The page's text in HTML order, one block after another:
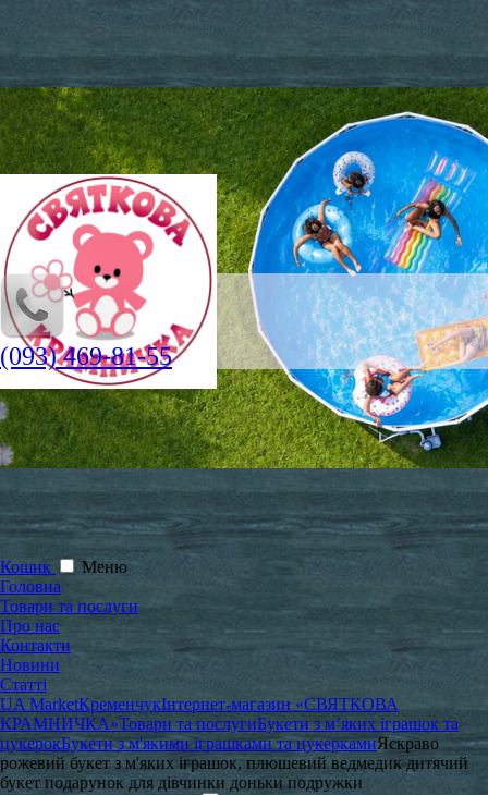
(093) 469-81-55
Кошик
Меню
Головна
Товари та послуги
Про нас
Контакти
Новини
Статті
UA MarketКременчукІнтернет-магазин «СВЯТКОВА
КРАМНИЧКА»Товари та послугиБукети з м’яких іграшок та
цукерокБукети з м'якими іграшками та цукеркамиЯскраво
рожевий букет з м'яких іграшок, плюшевий ведмедик дитячий
букет подарунок для дівчинки доньки подружки